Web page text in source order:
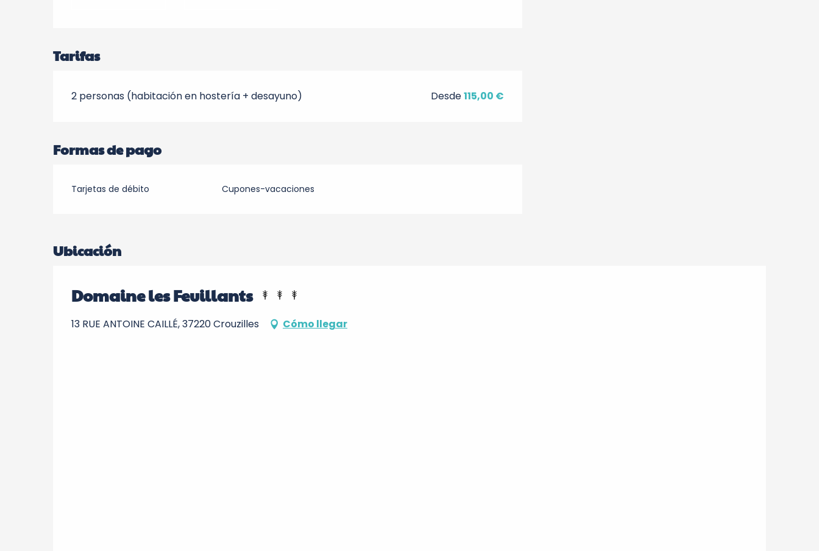
Tarifas
2 personas (habitación en hostería + desayuno) Desde115,00 €
Formas de pago
Tarjetas de débito Cupones-vacaciones
Ubicación
Domaine les Feuillants
13 RUE ANTOINE CAILLÉ, 37220 Crouzilles Cómo llegar